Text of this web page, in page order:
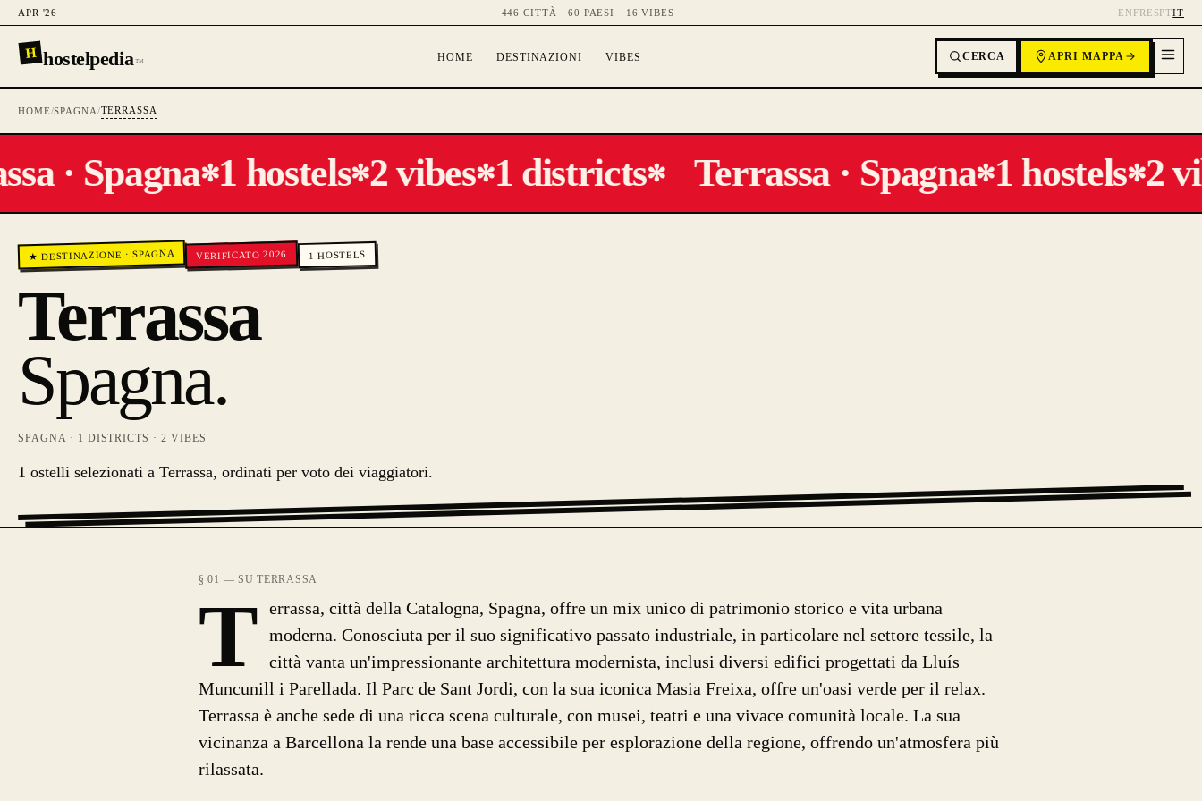
APR '26 446 CITTÀ · 60 PAESI · 16 VIBES EN FR ESPTIT
H hostelpedia™ HOME DESTINAZIONI VIBES CERCA APRI MAPPA
HOME/SPAGNA/TERRASSA
· Spagna✻1 hostels✻2 vibes✻1 districts✻ Terrassa · Spagna✻1 hostels✻2
★ DESTINAZIONE ·SPAGNA VERIFICATO 2026 1 HOSTELS
Terrassa
Spagna.
SPAGNA· 1 DISTRICTS ·2 VIBES
1 ostelli selezionati a Terrassa, ordinati per voto dei viaggiatori.
§ 01 — SU TERRASSA
T errassa, città della Catalogna, Spagna, offre un mix unico di patrimonio storico e vita urbana
moderna. Conosciuta per il suo significativo passato industriale, in particolare nel settore tessile, la
città vanta un'impressionante architettura modernista, inclusi diversi edifici progettati da Lluís
Muncunill i Parellada. Il Parc de Sant Jordi, con la sua iconica Masia Freixa, offre un'oasi verde per il relax.
Terrassa è anche sede di una ricca scena culturale, con musei, teatri e una vivace comunità locale. La sua
vicinanza a Barcellona la rende una base accessibile per esplorazione della regione, offrendo un'atmosfera più
rilassata.